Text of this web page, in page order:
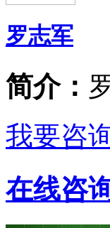
罗志军
简介：
我要咨
在线咨